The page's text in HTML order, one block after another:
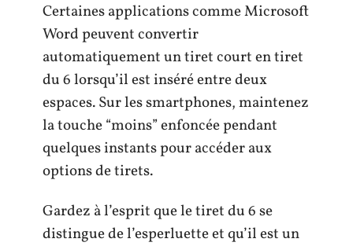
Certaines applications comme Microsoft
Word peuvent convertir
automatiquement un tiret court en tiret
du 6 lorsqu’il est inséré entre deux
espaces. Sur les smartphones, maintenez
la touche “moins” enfoncée pendant
quelques instants pour accéder aux
options de tirets.
Gardez à l’esprit que le tiret du 6 se
distingue de l’esperluette et qu’il est un